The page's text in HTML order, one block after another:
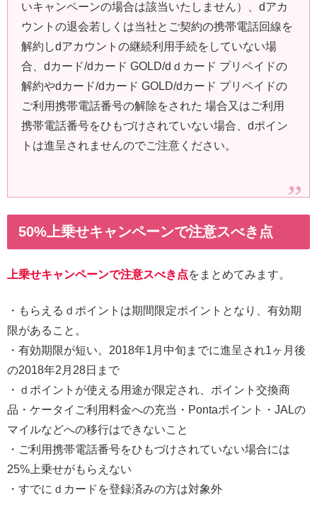
いキャンペーンの場合は該当いたしません）、dアカ
ウントの退会若しくは当社とご契約の携帯電話回線を
解約しdアカウントの継続利用手続をしていない場
合、dカード/dカード GOLD/dｄカード プリペイドの
解約やdカード/dカード GOLD/dカード プリペイドの
ご利用携帯電話番号の解除をされた 場合又はご利用
携帯電話番号をひもづけされていない場合、dポイン
トは進呈されませんのでご注意ください。
50%上乗せキャンペーンで注意スべき点
上乗せキャンペーンで注意スべき点をまとめてみます。
・もらえるｄポイントは期間限定ポイントとなり、有効期
限があること。
・有効期限が短い。2018年1月中旬までに進呈され1ヶ月後
の2018年2月28日まで
・ｄポイントが使える用途が限定され、ポイント交換商
品・ケータイご利用料金への充当・Pontaポイント・JALの
マイルなどへの移行はできないこと
・ご利用携帯電話番号をひもづけされていない場合には
25%上乗せがもらえない
・すでにｄカードを登録済みの方は対象外